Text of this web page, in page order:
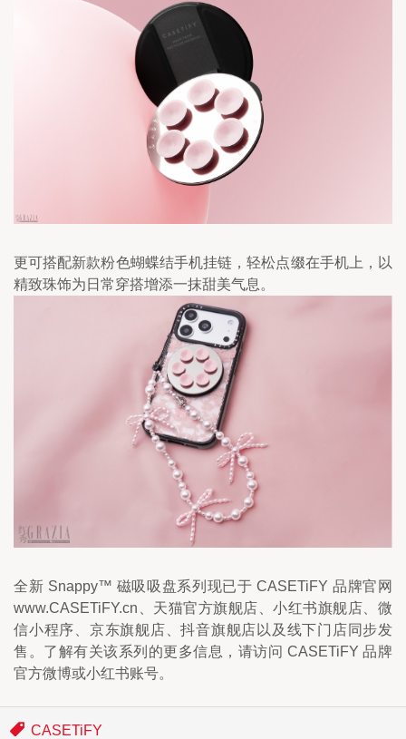
更可搭配新款粉色蝴蝶结手机挂链，轻松点缀在手机上，以
精致珠饰为日常穿搭增添一抹甜美气息。
全新 Snappy™ 磁吸吸盘系列现已于 CASETiFY 品牌官网
www.CASETiFY.cn、天猫官方旗舰店、小红书旗舰店、微
信小程序、京东旗舰店、抖音旗舰店以及线下门店同步发
售。了解有关该系列的更多信息，请访问 CASETiFY 品牌
官方微博或小红书账号。
CASETiFY